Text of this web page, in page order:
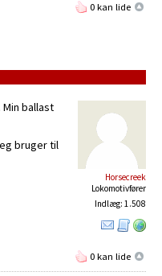
0 kan lide
Horsecreek
Lokomotivfører
Indlæg: 1.508
ballast
bruger til
0 kan lide